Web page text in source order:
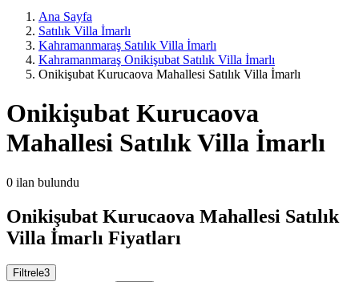
Ana Sayfa
Satılık Villa İmarlı
Kahramanmaraş Satılık Villa İmarlı
Kahramanmaraş Onikişubat Satılık Villa İmarlı
Onikişubat Kurucaova Mahallesi Satılık Villa İmarlı
Onikişubat Kurucaova
Mahallesi Satılık Villa İmarlı
0 ilan bulundu
Onikişubat Kurucaova Mahallesi Satılık
Villa İmarlı Fiyatları
Filtrele3